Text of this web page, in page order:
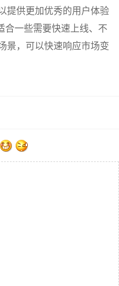
提供更加优秀的用户体验
合一些需要快速上线、不
景，可以快速响应市场变